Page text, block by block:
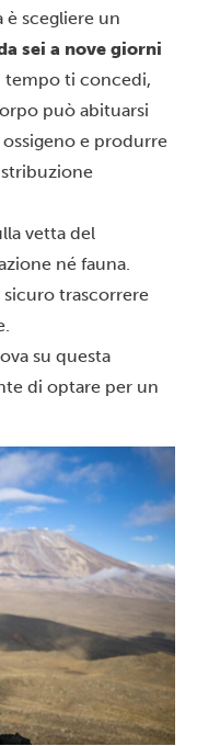
scegliere un
sei a nove giorni
tempo ti concedi,
può abituarsi
e produrre
vetta del
né fauna.
trascorrere
su questa
di optare per un